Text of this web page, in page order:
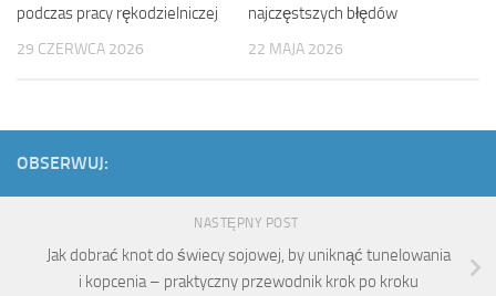
podczas pracy rękodzielniczej
29 CZERWCA 2026
najczęstszych błędów
22 MAJA 2026
OBSERWUJ:
NASTĘPNY POST
Jak dobrać knot do świecy sojowej, by uniknąć tunelowania
i kopcenia – praktyczny przewodnik krok po kroku